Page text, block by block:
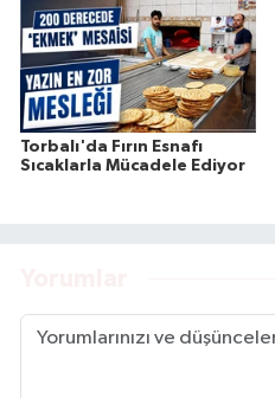
Torbalı'da Fırın Esnafı
Sıcaklarla Mücadele Ediyor